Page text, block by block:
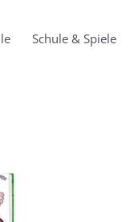
Schule & Spiele